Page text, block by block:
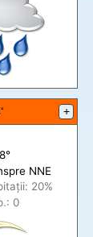
+
spre NNE
itații: 20%
0